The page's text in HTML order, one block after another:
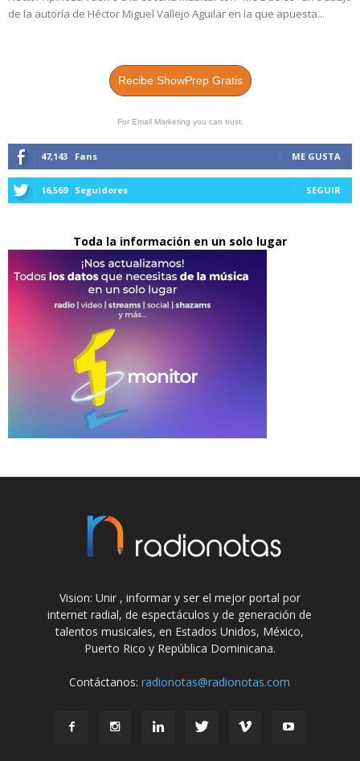
de la autoría de Héctor Miguel Vallejo Aguilar en la que apuesta...
Recibe ShowPrep Gratis
For Email Marketing you can trust.
47,143 Fans ME GUSTA
16,569 Seguidores SEGUIR
Toda la información en un solo lugar
Vision: Unir , informar y ser el mejor portal por
internet radial, de espectáculos y de generación de
talentos musicales, en Estados Unidos, México,
Puerto Rico y República Dominicana.
Contáctanos:radionotas@radionotas.com